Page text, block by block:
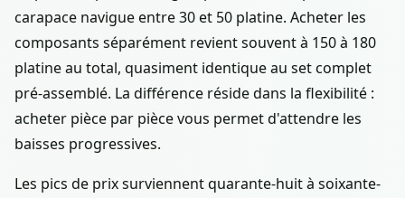
carapace navigue entre 30 et 50 platine. Acheter les
composants séparément revient souvent à 150 à 180
platine au total, quasiment identique au set complet
pré-assemblé. La différence réside dans la flexibilité :
acheter pièce par pièce vous permet d'attendre les
baisses progressives.
Les pics de prix surviennent quarante-huit à soixante-